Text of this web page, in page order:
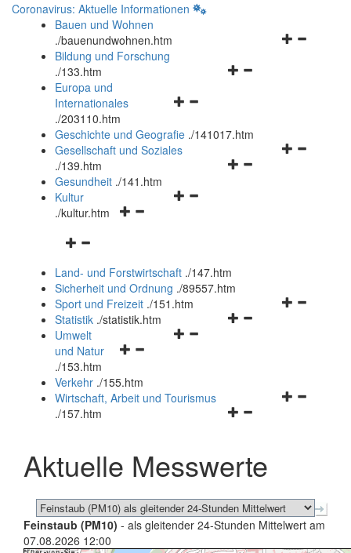
Coronavirus: Aktuelle Informationen
Bauen und Wohnen
./bauenundwohnen.htm
Navigationsmenü
Bildung und Forschung
./133.htm
Navigationsmenü
und
schließen
Europa und
Internationales
./203110.htm
Geschichte und Geografie ./141017.htm
Navigationsmenü
Gesellschaft und Soziales
./139.htm
Navigationsmenü
Gesundheit ./141.htm
Navigationsmenü
Kultur
./kultur.htm
Navigationsmenü
und
schließen
Land- und Forstwirtschaft ./147.htm
Sicherheit und Ordnung ./89557.htm
Navigationsmenü
Sport und Freizeit ./151.htm
Navigationsmenü
Statistik ./statistik.htm
Navigationsmenü
und
schließen
Umwelt
und Natur
./153.htm
Verkehr ./155.htm
Navigationsmenü
schließen
Wirtschaft, Arbeit und Tourismus
./157.htm
Aktuelle Messwerte
Feinstaub (PM10) - als gleitender 24-Stunden Mittelwert am
07.08.2026 12:00